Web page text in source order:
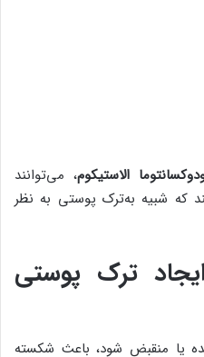
الاستیکوم، می‌توانند
که شبیه به‌ترک‌ پوستی به نظر
ترک پوستی
یا منقبض ‌شود، باعث شکسته